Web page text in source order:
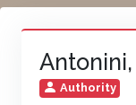
Authority